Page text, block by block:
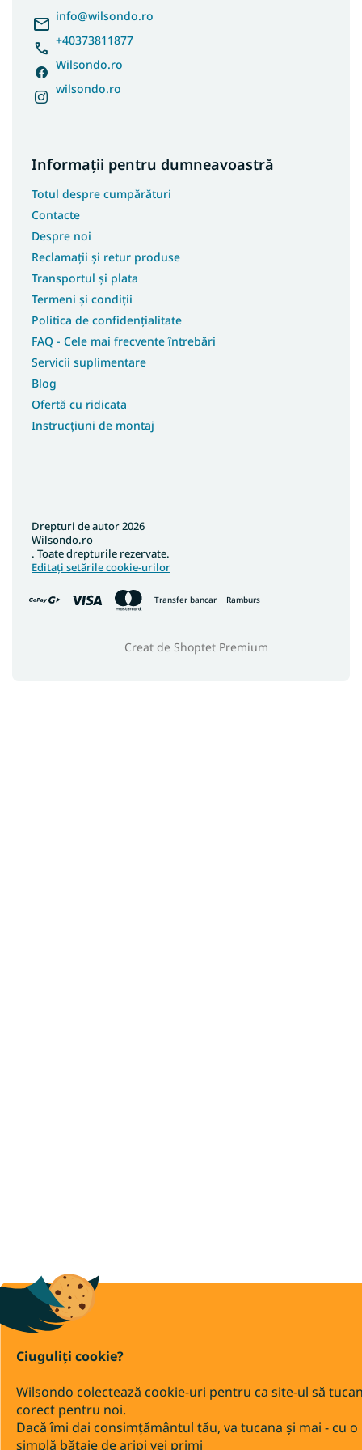
Ciuguliți cookie?
Wilsondo colectează cookie-uri pentru ca site-ul să
corect pentru noi.
Dacă îmi dai consimțământul tău, va tucana și mai - cu o
simplă bătaie de aripi vei primi
info@wilsondo.ro
+40373811877
Wilsondo.ro
wilsondo.ro
Informații pentru dumneavoastră
Totul despre cumpărături
Contacte
Despre noi
Reclamații și retur produse
Transportul și plata
Termeni și condiții
Politica de confidențialitate
FAQ - Cele mai frecvente întrebări
Servicii suplimentare
Blog
Ofertă cu ridicata
Instrucțiuni de montaj
Transfer bancar Ramburs
Creat de Shoptet Premium
Drepturi de autor 2026
Wilsondo.ro
. Toate drepturile rezervate.
Editați setările cookie-urilor